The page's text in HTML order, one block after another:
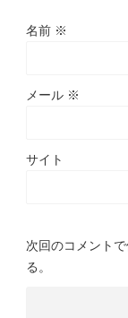
名前 ※
メール ※
サイト
次回のコメント
る。